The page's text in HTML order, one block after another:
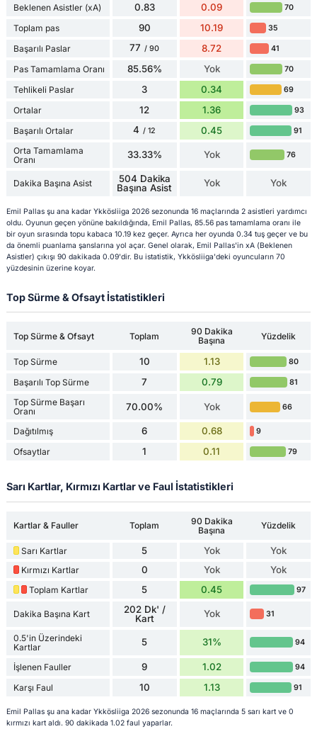
Beklenen Asistler (xA) 0.83 0.09 70
Toplam pas 90 10.19 35
Başarılı Paslar 77 / 90 8.72 41
Pas Tamamlama Oranı 85.56% Yok 70
Tehlikeli Paslar 3 0.34 69
Ortalar 12 1.36 93
Başarılı Ortalar 4 / 12 0.45 91
Orta Tamamlama
Oranı
33.33% Yok 76
Dakika Başına Asist
504 Dakika
Başına Asist
Yok Yok
Emil Pallas şu ana kadar Ykkösliiga 2026 sezonunda 16 maçlarında 2 asistleri yardımcı
oldu. Oyunun geçen yönüne bakıldığında, Emil Pallas, 85.56 pas tamamlama oranı ile
bir oyun sırasında topu kabaca 10.19 kez geçer. Ayrıca her oyunda 0.34 tuş geçer ve bu
da önemli puanlama şanslarına yol açar. Genel olarak, Emil Pallas'in xA (Beklenen
Asistler) çıkışı 90 dakikada 0.09'dir. Bu istatistik, Ykkösliiga'deki oyuncuların 70
yüzdesinin üzerine koyar.
Top Sürme & Ofsayt İstatistikleri
Top Sürme & Ofsayt Toplam
90 Dakika
Başına
Yüzdelik
Top Sürme 10 1.13 80
Başarılı Top Sürme 7 0.79 81
Top Sürme Başarı
Oranı
70.00% Yok 66
Dağıtılmış 6 0.68 9
Ofsaytlar 1 0.11 79
Sarı Kartlar, Kırmızı Kartlar ve Faul İstatistikleri
Kartlar & Fauller Toplam
90 Dakika
Başına
Yüzdelik
Sarı Kartlar 5 Yok Yok
Kırmızı Kartlar 0 Yok Yok
Toplam Kartlar 5 0.45 97
Dakika Başına Kart
202 Dk' /
Kart
Yok 31
0.5'in Üzerindeki
Kartlar
5 31% 94
İşlenen Fauller 9 1.02 94
Karşı Faul 10 1.13 91
Emil Pallas şu ana kadar Ykkösliiga 2026 sezonunda 16 maçlarında 5 sarı kart ve 0
kırmızı kart aldı. 90 dakikada 1.02 faul yaparlar.